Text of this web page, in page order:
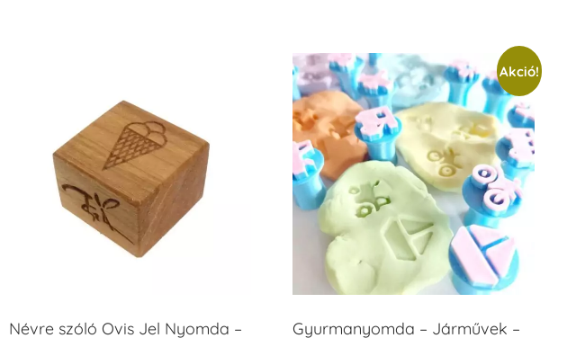
Névre szóló Ovis Jel Nyomda –
Akció!
Gyurmanyomda – Járművek –